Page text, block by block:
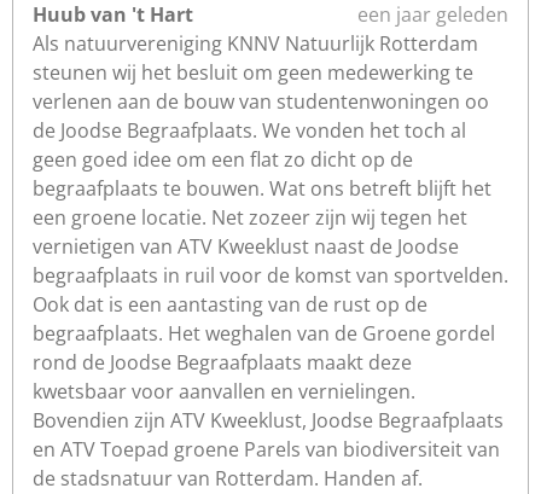
Huub van 't Hart
een jaar geleden
Als natuurvereniging KNNV Natuurlijk Rotterdam
steunen wij het besluit om geen medewerking te
verlenen aan de bouw van studentenwoningen oo
de Joodse Begraafplaats. We vonden het toch al
geen goed idee om een flat zo dicht op de
begraafplaats te bouwen. Wat ons betreft blijft het
een groene locatie. Net zozeer zijn wij tegen het
vernietigen van ATV Kweeklust naast de Joodse
begraafplaats in ruil voor de komst van sportvelden.
Ook dat is een aantasting van de rust op de
begraafplaats. Het weghalen van de Groene gordel
rond de Joodse Begraafplaats maakt deze
kwetsbaar voor aanvallen en vernielingen.
Bovendien zijn ATV Kweeklust, Joodse Begraafplaats
en ATV Toepad groene Parels van biodiversiteit van
de stadsnatuur van Rotterdam. Handen af.